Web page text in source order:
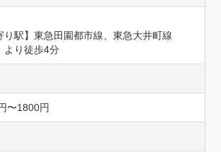
り駅】東急⽥園都市線、東急⼤井町線
より徒歩4分
〜1800円